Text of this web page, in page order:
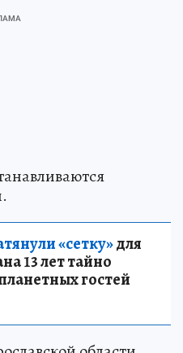
«сетку»для
13 лет тайно
гостей